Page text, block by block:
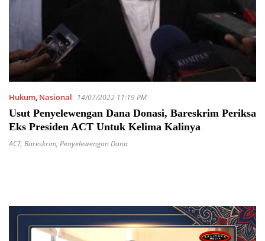
Hukum, Nasional 14/07/2022 11:19 PM
Usut Penyelewengan Dana Donasi, Bareskrim Periksa
Eks Presiden ACT Untuk Kelima Kalinya
ACT, Bareskrim, Penyelewengan Dana